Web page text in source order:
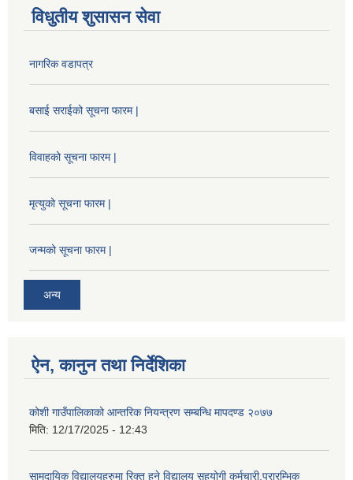
विधुतीय शुसासन सेवा
नागरिक वडापत्र
बसाई सराईको सूचना फारम |
विवाहको सूचना फारम |
मृत्युको सूचना फारम |
जन्मको सूचना फारम |
अन्य
ऐन, कानुन तथा निर्देशिका
कोशी गाउँपालिकाको आन्तरिक नियन्त्रण सम्बन्धि मापदण्ड २०७७
मिति: 12/17/2025 - 12:43
सामुदायिक विद्यालयहरुमा रिक्त हुने विद्यालय सहयोगी कर्मचारी,प्रारम्भिक